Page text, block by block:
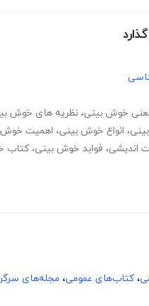
خوش بینی، نظریه های خوش
، انواع خوش بینی، اهمیت خوش
اندیشی، فواید خوش بینی، کتاب
، کتاب‌های عمومی، مجله‌های